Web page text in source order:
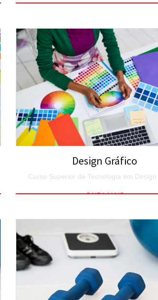
UNIESP é o seu curso.
Design Gráfico
Curso Superior de Tecnologia em
SAIBA MAIS